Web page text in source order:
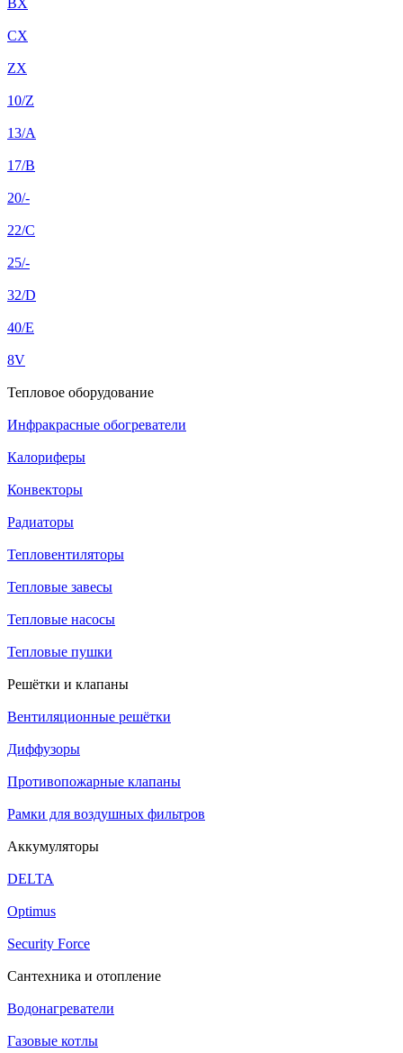
BX
CX
ZX
10/Z
13/A
17/B
20/-
22/C
25/-
32/D
40/E
8V
Тепловое оборудование
Инфракрасные обогреватели
Калориферы
Конвекторы
Радиаторы
Тепловентиляторы
Тепловые завесы
Тепловые насосы
Тепловые пушки
Решётки и клапаны
Вентиляционные решётки
Диффузоры
Противопожарные клапаны
Рамки для воздушных фильтров
Аккумуляторы
DELTA
Optimus
Security Force
Сантехника и отопление
Водонагреватели
Газовые котлы